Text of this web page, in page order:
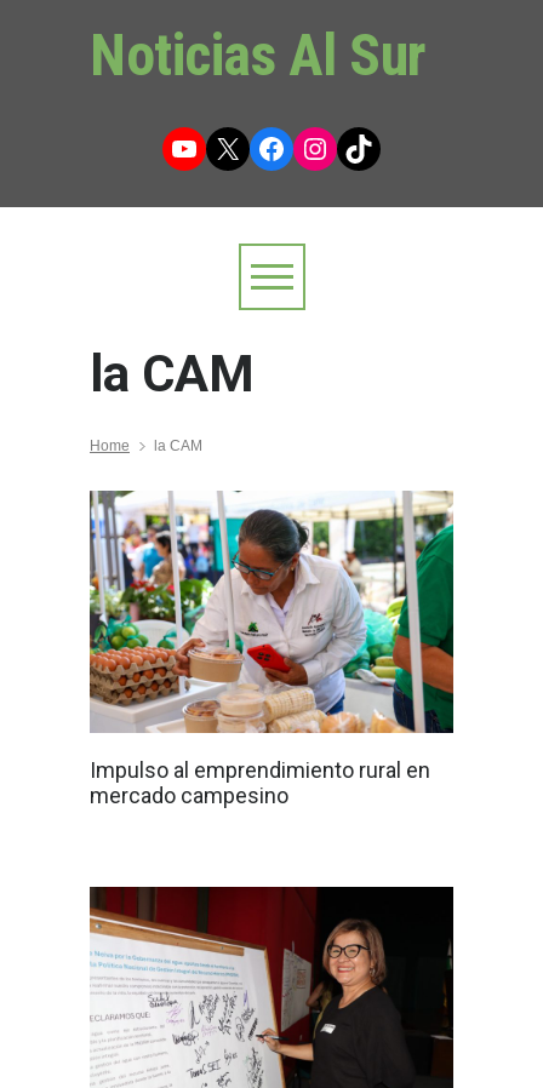
Noticias Al Sur
YouTube
X Facebook
Instagram
TikTok
la CAM
Home la CAM
Impulso al emprendimiento rural en
mercado campesino